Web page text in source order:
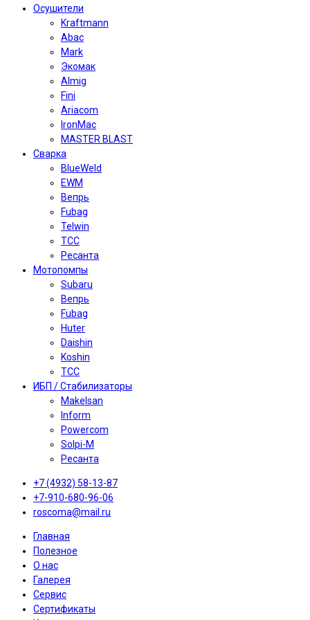
Осушители
Kraftmann
Abac
Mark
Экомак
Almig
Fini
Ariacom
IronMac
MASTER BLAST
Сварка
BlueWeld
EWM
Вепрь
Fubag
Telwin
TCC
Ресанта
Мотопомпы
Subaru
Вепрь
Fubag
Huter
Daishin
Koshin
TCC
ИБП / Стабилизаторы
Makelsan
Inform
Powercom
Solpi-M
Ресанта
+7 (4932) 58-13-87
+7-910-680-96-06
roscoma@mail.ru
Главная
Полезное
О нас
Галерея
Сервис
Сертификаты